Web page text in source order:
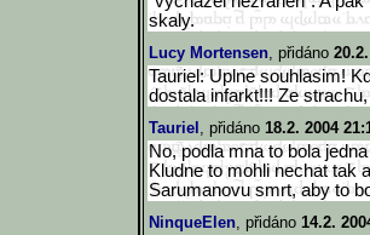
skaly.
Lucy Mortensen, přidáno
Tauriel: Uplne souhlasim!
dostala infarkt!!! Ze
Tauriel , přidáno 18.2. 2004
No, podla mna to bola
Kludne to mohli nechat tak
Sarumanovu smrt, aby to
NinqueElen, přidáno 14.2.